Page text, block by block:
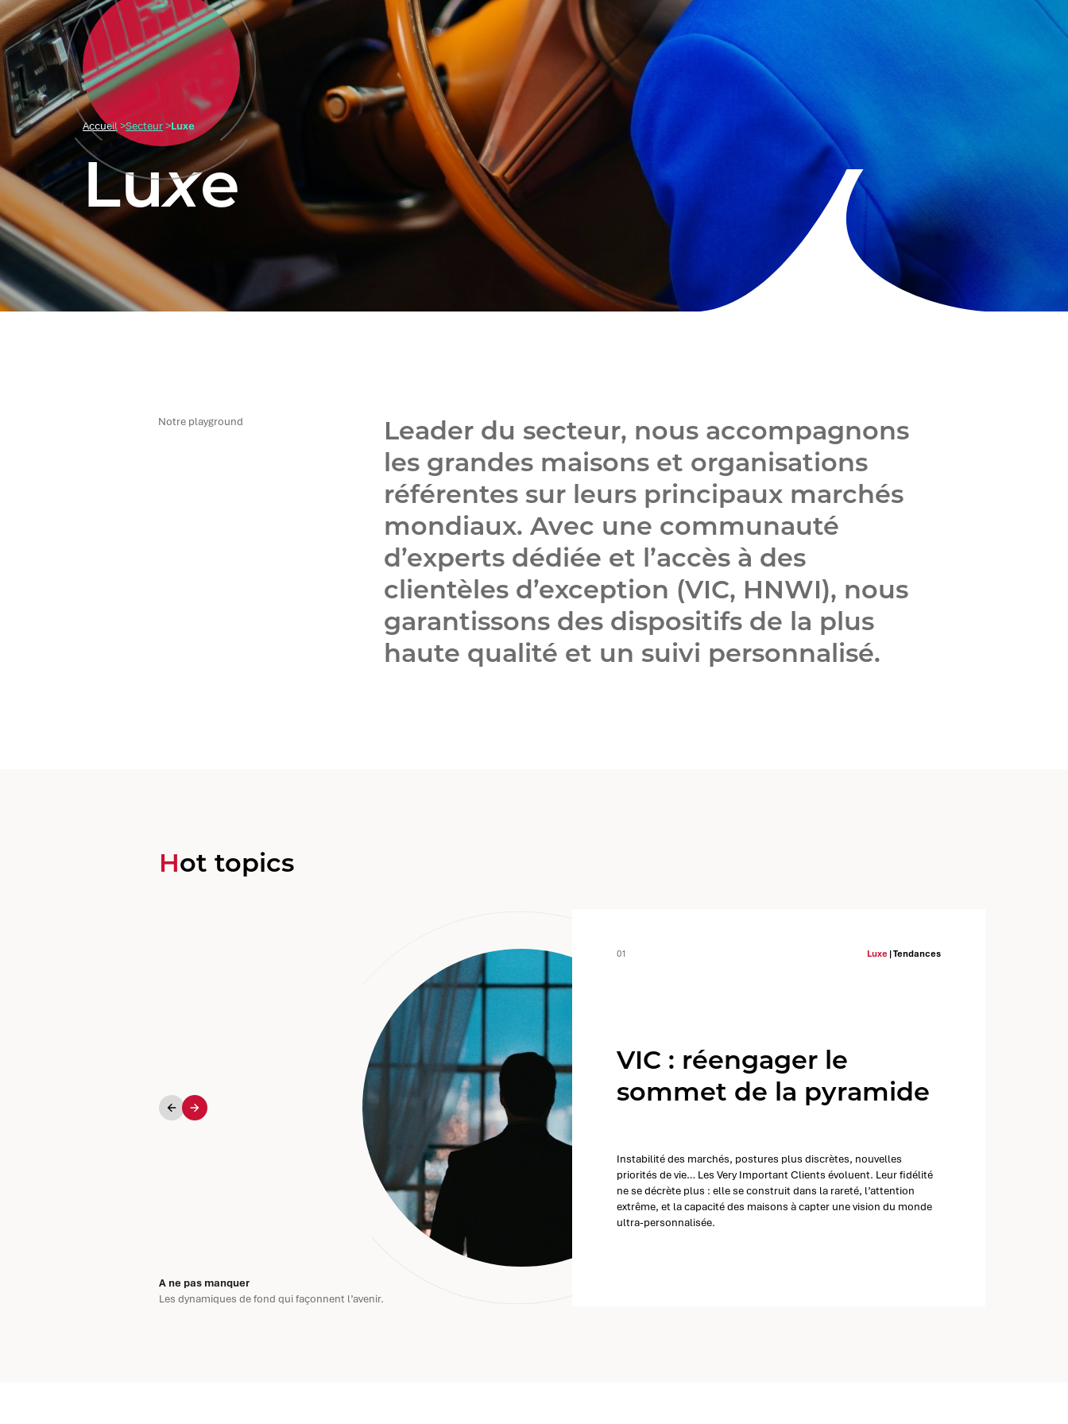
Accueil>Secteur>Luxe
Luxe
Notre playground
Leader du secteur, nous accompagnons
les grandes maisons et organisations
référentes sur leurs principaux marchés
mondiaux. Avec une communauté
d’experts dédiée et l’accès à des
clientèles d’exception (VIC, HNWI), nous
garantissons des dispositifs de la plus
haute qualité et un suivi personnalisé.
Hot topics
01 Luxe | Tendances
VIC : réengager le
sommet de la pyramide
Instabilité des marchés, postures plus discrètes, nouvelles
priorités de vie… Les Very Important Clients évoluent. Leur fidélité
ne se décrète plus : elle se construit dans la rareté, l’attention
extrême, et la capacité des maisons à capter une vision du monde
ultra-personnalisée.
A ne pas manquer
Les dynamiques de fond qui façonnent l’avenir.